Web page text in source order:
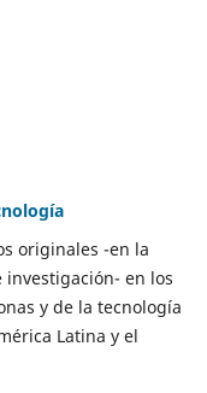
originales -en la
investigación- en los
y de la tecnología
Latina y el